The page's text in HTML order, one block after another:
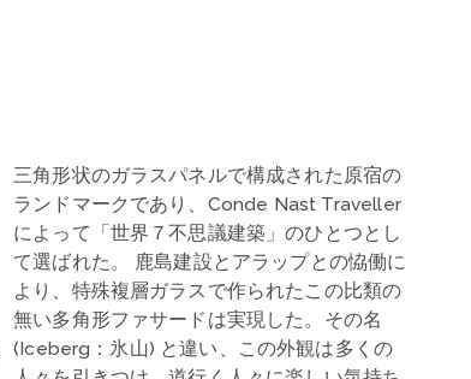
三角形状のガラスパネルで構成された原宿の
ランドマークであり、Conde Nast Traveller
によって「世界７不思議建築」のひとつとし
て選ばれた。 鹿島建設とアラップとの恊働に
より、特殊複層ガラスで作られたこの比類の
無い多角形ファサードは実現した。その名
(Iceberg：氷山) と違い、この外観は多くの